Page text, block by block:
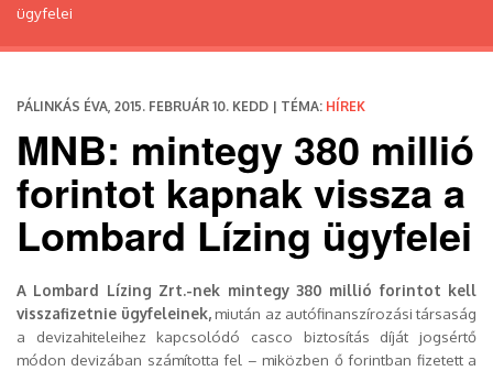
ügyfelei
PÁLINKÁS ÉVA, 2015. FEBRUÁR 10. KEDD | TÉMA: HÍREK
MNB: mintegy 380 millió
forintot kapnak vissza a
Lombard Lízing ügyfelei
A Lombard Lízing Zrt.-nek mintegy 380 millió forintot kell
visszafizetnie ügyfeleinek,miután az autófinanszírozási társaság
a devizahiteleihez kapcsolódó casco biztosítás díját jogsértő
módon devizában számította fel – miközben ő forintban fizetett a